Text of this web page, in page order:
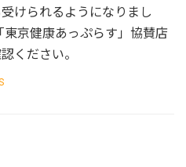
けられるようになりまし
東京健康あっぷらす」協賛店
ください。